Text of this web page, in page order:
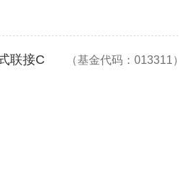
联接C （基金代码：013311）